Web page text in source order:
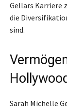
Gellars Karriere
die
sind.
Sarah Michelle